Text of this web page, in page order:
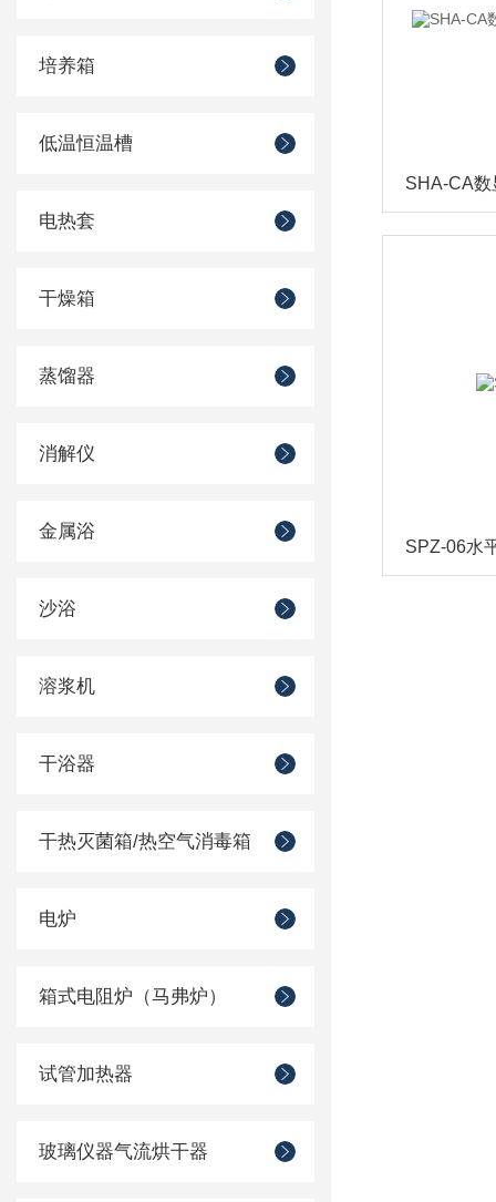
培养箱
低温恒温槽
电热套
干燥箱
蒸馏器
消解仪
金属浴
沙浴
溶浆机
干浴器
干热灭菌箱/热空气消毒箱
电炉
箱式电阻炉（马弗炉）
试管加热器
玻璃仪器气流烘干器
SPZ-06水